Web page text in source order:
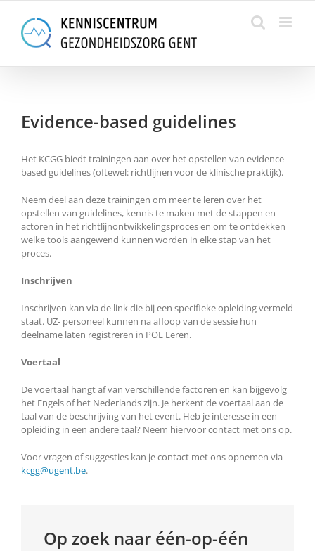
content
Evidence-based guidelines
Het KCGG biedt trainingen aan over het opstellen van evidence-
based guidelines (oftewel: richtlijnen voor de klinische praktijk).
Neem deel aan deze trainingen om meer te leren over het
opstellen van guidelines, kennis te maken met de stappen en
actoren in het richtlijnontwikkelingsproces en om te ontdekken
welke tools aangewend kunnen worden in elke stap van het
proces.
Inschrijven
Inschrijven kan via de link die bij een specifieke opleiding vermeld
staat. UZ- personeel kunnen na afloop van de sessie hun
deelname laten registreren in POL Leren.
Voertaal
De voertaal hangt af van verschillende factoren en kan bijgevolg
het Engels of het Nederlands zijn. Je herkent de voertaal aan de
taal van de beschrijving van het event. Heb je interesse in een
opleiding in een andere taal? Neem hiervoor contact met ons op.
Voor vragen of suggesties kan je contact met ons opnemen via
kcgg@ugent.be.
Op zoek naar één-op-één